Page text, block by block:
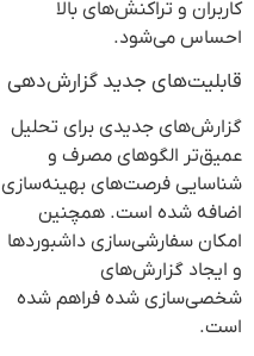
کاربران و تراکنش‌های بالا
احساس می‌شود.
قابلیت‌های جدید گزارش‌دهی
گزارش‌های جدیدی برای تحلیل
عمیق‌تر الگوهای مصرف و
شناسایی فرصت‌های بهینه‌سازی
اضافه شده است. همچنین
امکان سفارشی‌سازی داشبوردها
و ایجاد گزارش‌های
شخصی‌سازی شده فراهم شده
است.